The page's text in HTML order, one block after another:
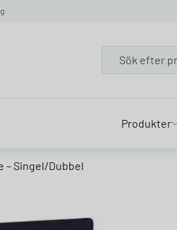
Produkter
– Singel/Dubbel